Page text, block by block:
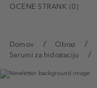
Domov Obraz
Serumi za hidratacijo
OCENE STRANK (0)